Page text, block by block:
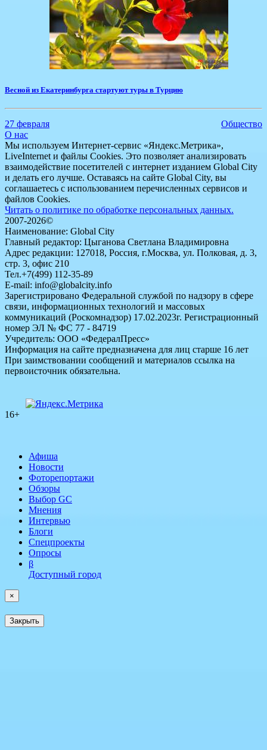
Весной из Екатеринбурга стартуют туры в Турцию
27 февраля
Общество
О нас
Мы используем Интернет-сервис «Яндекс.Метрика»,
LiveInternet и файлы Cookies. Это позволяет анализировать
взаимодействие посетителей с интернет изданием Global City
и делать его лучше. Оставаясь на сайте Global City, вы
соглашаетесь с использованием перечисленных сервисов и
файлов Cookies.
Читать о политике по обработке персональных данных.
2007-2026©
Наименование: Global City
Главный редактор: Цыганова Светлана Владимировна
Адрес редакции: 127018, Россия, г.Москва, ул. Полковая, д. 3,
стр. 3, офис 210
Тел.+7(499) 112-35-89
E-mail: info@globalcity.info
Зарегистрировано Федеральной службой по надзору в сфере
связи, информационных технологий и массовых
коммуникаций (Роскомнадзор) 17.02.2023г. Регистрационный
номер ЭЛ № ФС 77 - 84719
Учредитель: ООО «ФедералПресс»
Информация на сайте предназначена для лиц старше 16 лет
При заимствовании сообщений и материалов ссылка на
первоисточник обязательна.
16+
Афиша
Новости
Фоторепортажи
Обзоры
Выбор GC
Мнения
Интервью
Блоги
Спецпроекты
Опросы
β
Доступный город
×
Закрыть